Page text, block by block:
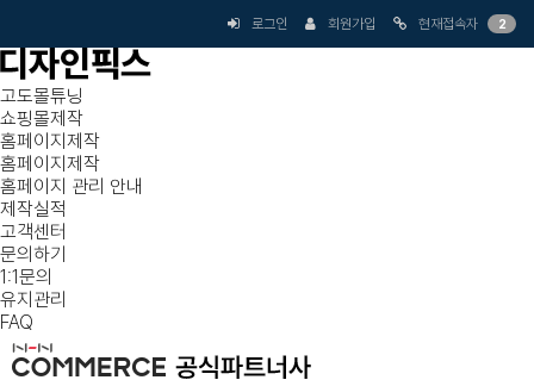
로그인 회원가입 현재접속자 2
고도몰튜닝
쇼핑몰제작
홈페이지제작
홈페이지제작
홈페이지 관리 안내
제작실적
고객센터
문의하기
1:1문의
유지관리
FAQ